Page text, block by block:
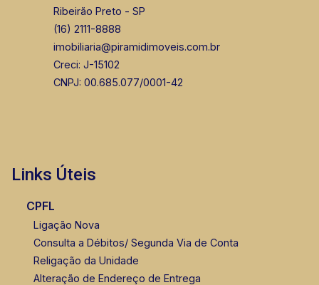
Ribeirão Preto - SP
(16) 2111-8888
imobiliaria@piramidimoveis.com.br
Creci: J-15102
CNPJ: 00.685.077/0001-42
Links Úteis
CPFL
Ligação Nova
Consulta a Débitos/ Segunda Via de Conta
Religação da Unidade
Alteração de Endereço de Entrega